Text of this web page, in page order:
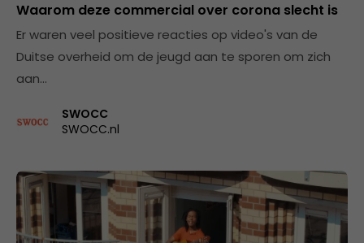
Waarom deze commercial over corona slecht is
Er waren veel positieve reacties op video's van de
Duitse overheid om de jeugd aan te sporen om zich
aan…
SWOCC
SWOCC.nl